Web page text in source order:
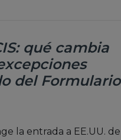
qué cambia
del Formulario
la entrada a EE.UU. de